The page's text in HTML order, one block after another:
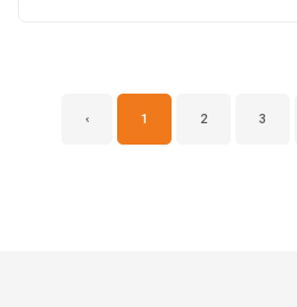
‹ 1 2 3